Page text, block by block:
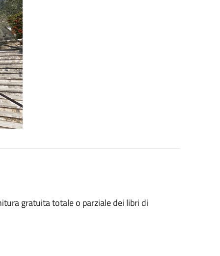
gratuita totale o parziale dei libri di